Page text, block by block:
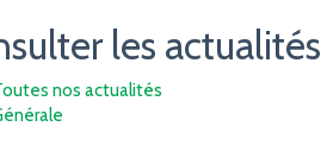
les
nos actualités